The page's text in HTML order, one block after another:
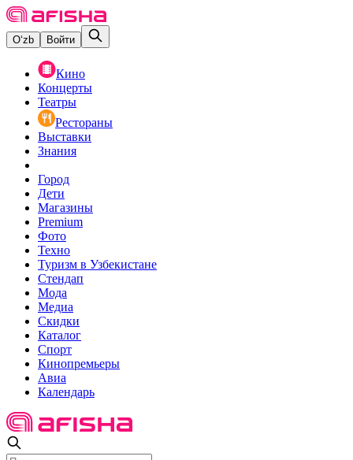
O‘zb Войти
Кино
Концерты
Театры
Рестораны
Выставки
Знания
Город
Дети
Магазины
Premium
Фото
Техно
Туризм в Узбекистане
Стендап
Мода
Медиа
Скидки
Каталог
Спорт
Кинопремьеры
Авиа
Календарь